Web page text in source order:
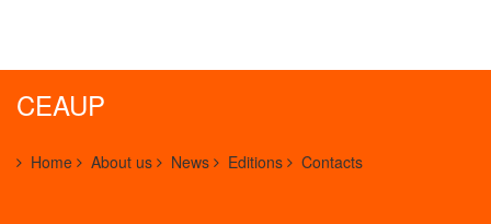
CEAUP
Home About us News Editions Contacts